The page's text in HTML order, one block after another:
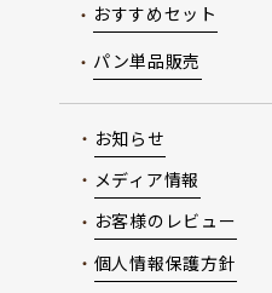
おすすめセット
パン単品販売
お知らせ
メディア情報
お客様のレビュー
個人情報保護方針